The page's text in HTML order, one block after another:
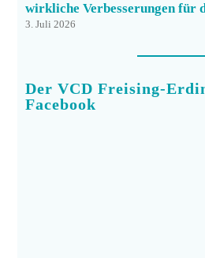
wirkliche Verbesserungen für
3. Juli 2026
Der VCD Freising-
Facebook